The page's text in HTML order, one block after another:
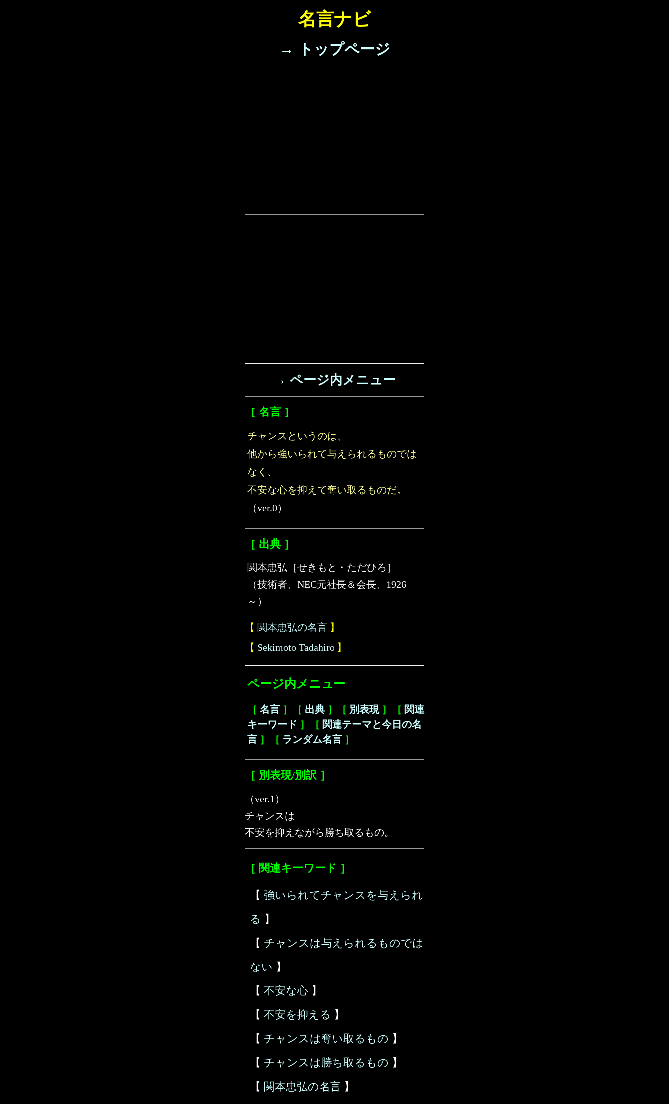
名言ナビ
→ トップページ
→ ページ内メニュー
［ 名言 ］
チャンスというのは、
他から強いられて与えられるものでは
なく、
不安な心を抑えて奪い取るものだ。
（ver.0）
［ 出典 ］
関本忠弘［せきもと・ただひろ］
（技術者、NEC元社長＆会長、1926
～）
【 関本忠弘の名言 】
【 Sekimoto Tadahiro 】
ページ内メニュー
［ 名言 ］［ 出典 ］［ 別表現］［ 関連
キーワード ］［ 関連テーマと今日の名
言 ］［ ランダム名言 ］
［ 別表現/別訳 ］
（ver.1）
チャンスは
不安を抑えながら勝ち取るもの。
［ 関連キーワード ］
【 強いられてチャンスを与えられ
る 】
【 チャンスは与えられるものでは
ない 】
【 不安な心 】
【 不安を抑える 】
【 チャンスは奪い取るもの 】
【 チャンスは勝ち取るもの 】
【 関本忠弘の名言 】